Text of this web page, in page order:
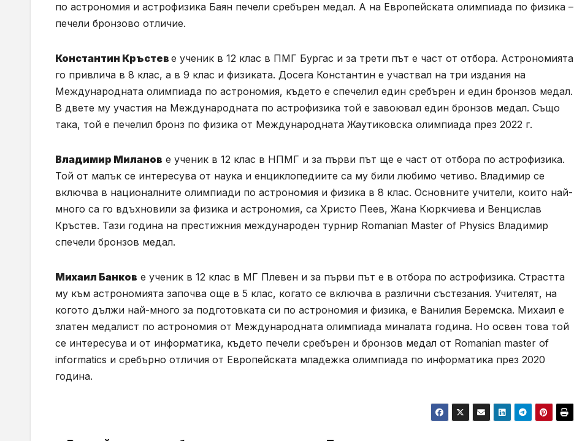
по астрономия и астрофизика Баян печели сребърен медал. А на Европейската олимпиада по физика –
печели бронзово отличие.
Константин Кръстеве ученик в 12 клас в ПМГ Бургас и за трети път е част от отбора. Астрономията
го привлича в 8 клас, а в 9 клас и физиката. Досега Константин е участвал на три издания на
Международната олимпиада по астрономия, където е спечелил един сребърен и един бронзов медал.
В двете му участия на Международната по астрофизика той е завоювал един бронзов медал. Също
така, той е печелил бронз по физика от Международната Жаутиковска олимпиада през 2022 г.
Владимир Миланов е ученик в 12 клас в НПМГ и за първи път ще е част от отбора по астрофизика.
Той от малък се интересува от наука и енциклопедиите са му били любимо четиво. Владимир се
включва в националните олимпиади по астрономия и физика в 8 клас. Основните учители, които най-
много са го вдъхновили за физика и астрономия, са Христо Пеев, Жана Кюркчиева и Венцислав
Кръстев. Тази година на престижния международен турнир Romanian Master of Physics Владимир
спечели бронзов медал.
Михаил Банков е ученик в 12 клас в МГ Плевен и за първи път е в отбора по астрофизика. Страстта
му към астрономията започва още в 5 клас, когато се включва в различни състезания. Учителят, на
когото дължи най-много за подготовката си по астрономия и физика, е Ванилия Беремска. Михаил е
златен медалист по астрономия от Международната олимпиада миналата година. Но освен това той
се интересува и от информатика, където печели сребърен и бронзов медал от Romanian master of
informatics и сребърно отличия от Европейската младежка олимпиада по информатика през 2020
година.